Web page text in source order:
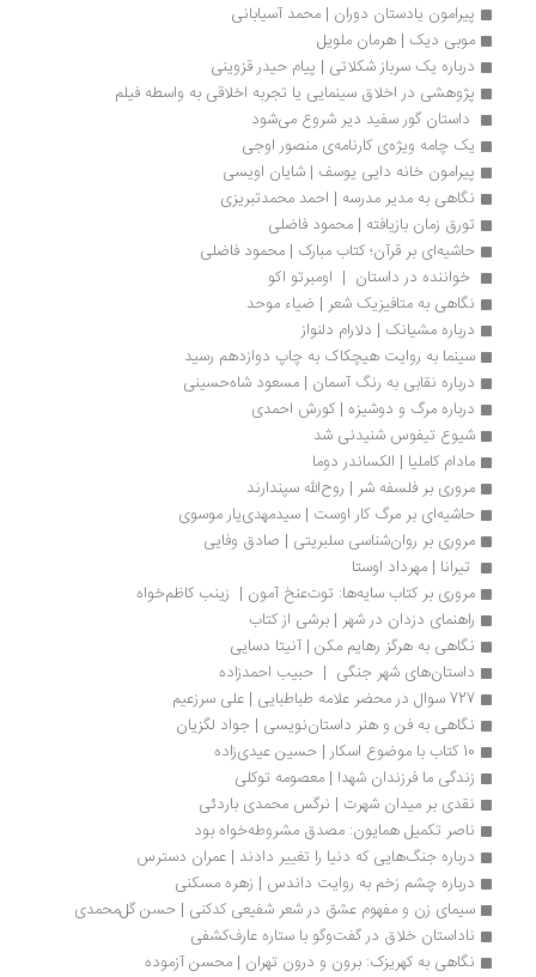
پیرامون یادستان دوران | محمد آسیابانی
موبی دیک | هرمان ملویل
درباره یک سرباز شکلاتی | پیام حیدر قزوینی
پژوهشی در اخلاق سینمایی یا تجربه اخلاقی به واسطه فیلم
داستان گور سفید دیر شروع می‌شود
یک چامه ویژه‌ی کارنامه‌ی منصور اوجی
پیرامون خانه دایی یوسف | شایان اویسی
نگاهی به مدیر مدرسه | احمد محمدتبریزی
تورق زمان بازیافته | محمود فاضلی
حاشیه‌ای بر قرآن؛ کتاب مبارک | محمود فاضلی
خواننده در داستان  |  اومبرتو اکو
نگاهی به متافیزیک شعر | ضیاء موحد
درباره مشیانک | دلارام دلنواز
سینما به روایت هیچکاک به چاپ دوازدهم رسید
درباره نقابی به رنگ آسمان | مسعود شاه‏‌حسینی
درباره مرگ و دوشیزه | کورش احمدی
شیوع تیفوس شنیدنی شد
مادام کاملیا | الکساندر دوما
مروری بر فلسفه شر | روح‌الله سپندارند
حاشیه‌ای بر مرگ کار اوست | سیدمهدی‌یار موسوی
مروری بر روان‌شناسی سلبریتی | صادق وفایی
تیرانا | مهرداد اوستا
مروری بر کتاب سایه‌ها: توت‌عنخ‌ آمون |  زینب کاظم‌خواه
راهنمای دزدان در شهر | برشی از کتاب
نگاهی به هرگز رهایم مکن | آنیتا‌ دسایی‌
داستان‌های شهر جنگی  |  حبیب احمدزاده
727 سوال در محضر علامه طباطبایی | علی سرزعیم
نگاهی به فن و هنر داستان‌نویسی | جواد لگزیان
10 کتاب با موضوع اسکار | حسین عیدی‌زاده
زندگی ما فرزندان شهدا | معصومه توکلی
نقدی بر میدان شهرت | نرگس محمدی باردئی
ناصر تکمیل همایون: مصدق مشروطه‌خواه بود
درباره جنگ‌هایی که دنیا را تغییر دادند | عمران دسترس
درباره چشم زخم به روایت داندس | زهره مسکنی
سیمای زن و مفهوم عشق در شعر شفیعی کدکنی | حسن گل‌محمدی
ناداستان خلاق در گفت‌وگو با ستاره عارف‌کشفی
نگاهی به کهریزک: برون و درون تهران | محسن آزموده